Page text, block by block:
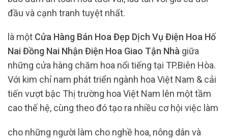
đầu và cạnh tranh tuyệt nhất.
là một Cửa Hàng Bán Hoa Đẹp Dịch Vụ Điện Hoa Hố
Nai Đồng Nai Nhận Điện Hoa Giao Tận Nhà giữa
những cửa hàng chăm hoa nổi tiếng tại TP.Biên Hòa.
Với kim chỉ nam phát triển ngành hoa Việt Nam & cải
tiến vượt bậc Thị trường hoa Việt Nam lên một tầm
cao thế hệ, cùng theo đó tạo ra nhiều cơ hội việc làm
cho những người làm cho nghề hoa, nông dân và